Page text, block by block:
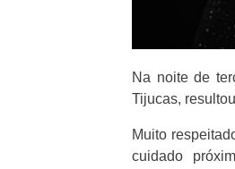
Na noite de
Tijucas,
Muito
cuidado